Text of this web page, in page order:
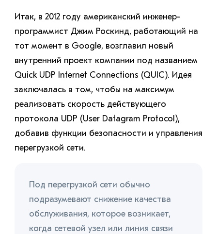
Итак, в 2012 году американский инженер-
программист Джим Роскинд, работающий на
тот момент в Google, возглавил новый
внутренний проект компании под названием
Quick UDP Internet Connections (QUIC). Идея
заключалась в том, чтобы на максимум
реализовать скорость действующего
протокола UDP (User Datagram Protocol),
добавив функции безопасности и управления
перегрузкой сети.
Под перегрузкой сети обычно
подразумевают снижение качества
обслуживания, которое возникает,
когда сетевой узел или линия связи